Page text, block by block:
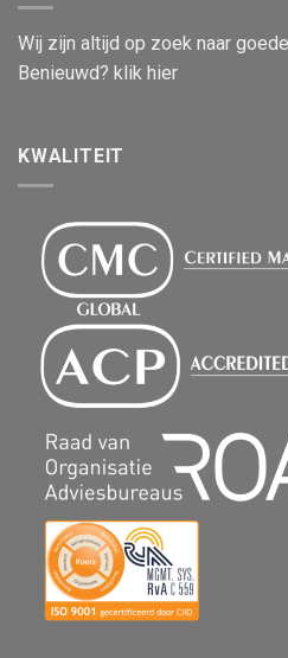
Wij zijn altijd op zoek naar
Benieuwd? klik hier
KWALITEIT